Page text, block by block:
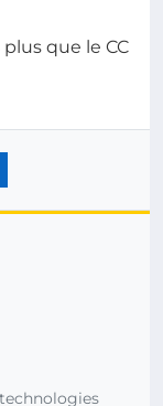
que le CC